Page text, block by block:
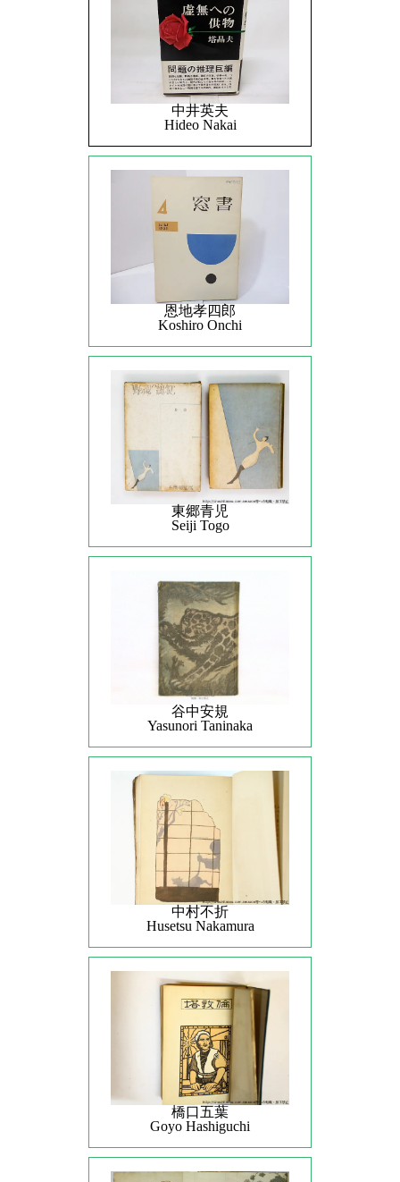
中井英夫
Hideo Nakai
恩地孝四郎
Koshiro Onchi
東郷青児
Seiji Togo
谷中安規
Yasunori Taninaka
中村不折
Husetsu Nakamura
橋口五葉
Goyo Hashiguchi